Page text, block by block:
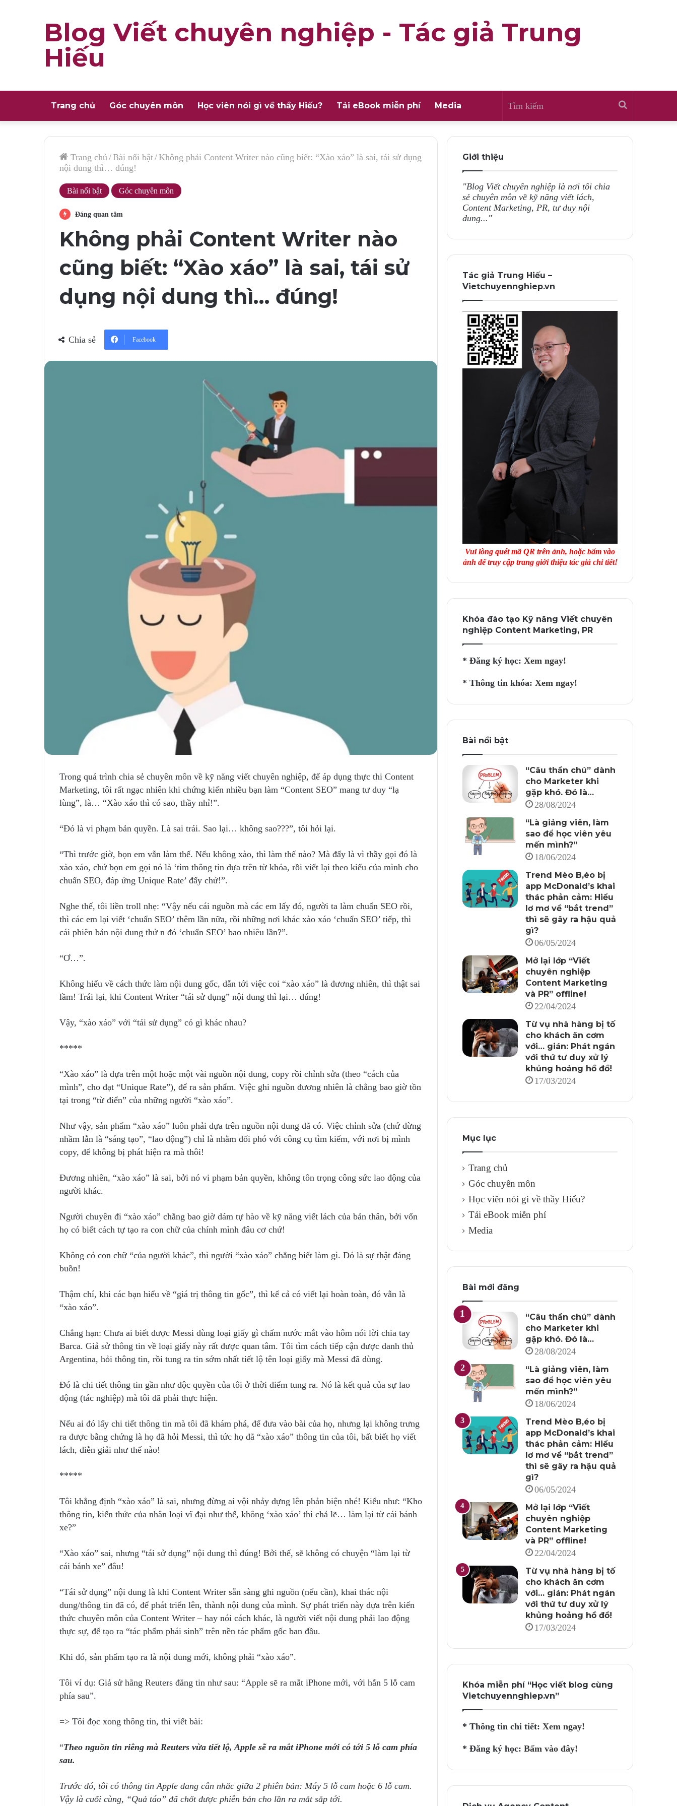
Blog Viết chuyên nghiệp - Tác giả Trung
Hiếu
Trang chủ Góc chuyên môn Học viên nói gì về thầy Hiếu? Tải eBook miễn phí Media Tìm
kiếm
Trang chủ/Bài nổi bật/Không phải Content Writer nào cũng biết: “Xào xáo” là sai, tái sử dụng
nội dung thì… đúng!
Bài nổi bật Góc chuyên môn
Đáng quan tâm
Không phải Content Writer nào
cũng biết: “Xào xáo” là sai, tái sử
dụng nội dung thì… đúng!
Chia sẻ Facebook
Trong quá trình chia sẻ chuyên môn về kỹ năng viết chuyên nghiệp, để áp dụng thực thi Content
Marketing, tôi rất ngạc nhiên khi chứng kiến nhiều bạn làm “Content SEO” mang tư duy “lạ
lùng”, là… “Xào xáo thì có sao, thầy nhỉ!”.
“Đó là vi phạm bản quyền. Là sai trái. Sao lại… không sao???”, tôi hỏi lại.
“Thì trước giờ, bọn em vẫn làm thế. Nếu không xào, thì làm thế nào? Mà đấy là vì thầy gọi đó là
xào xáo, chứ bọn em gọi nó là ‘tìm thông tin dựa trên từ khóa, rồi viết lại theo kiểu của mình cho
chuẩn SEO, đáp ứng Unique Rate’ đấy chứ!”.
Nghe thế, tôi liền troll nhẹ: “Vậy nếu cái nguồn mà các em lấy đó, người ta làm chuẩn SEO rồi,
thì các em lại viết ‘chuẩn SEO’ thêm lần nữa, rồi những nơi khác xào xáo ‘chuẩn SEO’ tiếp, thì
cái phiên bản nội dung thứ n đó ‘chuẩn SEO’ bao nhiêu lần?”.
“Ơ…”.
Không hiểu về cách thức làm nội dung gốc, dẫn tới việc coi “xào xáo” là đương nhiên, thì thật sai
lầm! Trái lại, khi Content Writer “tái sử dụng” nội dung thì lại… đúng!
Vậy, “xào xáo” với “tái sử dụng” có gì khác nhau?
*****
“Xào xáo” là dựa trên một hoặc một vài nguồn nội dung, copy rồi chỉnh sửa (theo “cách của
mình”, cho đạt “Unique Rate”), để ra sản phẩm. Việc ghi nguồn đương nhiên là chẳng bao giờ tồn
tại trong “từ điển” của những người “xào xáo”.
Như vậy, sản phẩm “xào xáo” luôn phải dựa trên nguồn nội dung đã có. Việc chỉnh sửa (chứ đừng
nhầm lẫn là “sáng tạo”, “lao động”) chỉ là nhằm đối phó với công cụ tìm kiếm, với nơi bị mình
copy, để không bị phát hiện ra mà thôi!
Đương nhiên, “xào xáo” là sai, bởi nó vi phạm bản quyền, không tôn trọng công sức lao động của
người khác.
Người chuyên đi “xào xáo” chẳng bao giờ dám tự hào về kỹ năng viết lách của bản thân, bởi vốn
họ có biết cách tự tạo ra con chữ của chính mình đâu cơ chứ!
Không có con chữ “của người khác”, thì người “xào xáo” chẳng biết làm gì. Đó là sự thật đáng
buồn!
Thậm chí, khi các bạn hiểu về “giá trị thông tin gốc”, thì kể cả có viết lại hoàn toàn, đó vẫn là
“xào xáo”.
Chẳng hạn: Chưa ai biết được Messi dùng loại giấy gì chấm nước mắt vào hôm nói lời chia tay
Barca. Giả sử thông tin về loại giấy này rất được quan tâm. Tôi tìm cách tiếp cận được danh thủ
Argentina, hỏi thông tin, rồi tung ra tin sớm nhất tiết lộ tên loại giấy mà Messi đã dùng.
Đó là chi tiết thông tin gần như độc quyền của tôi ở thời điểm tung ra. Nó là kết quả của sự lao
động (tác nghiệp) mà tôi đã phải thực hiện.
Nếu ai đó lấy chi tiết thông tin mà tôi đã khám phá, để đưa vào bài của họ, nhưng lại không trưng
ra được bằng chứng là họ đã hỏi Messi, thì tức họ đã “xào xáo” thông tin của tôi, bất biết họ viết
lách, diễn giải như thế nào!
*****
Tôi khẳng định “xào xáo” là sai, nhưng đừng ai vội nhảy dựng lên phản biện nhé! Kiểu như: “Kho
thông tin, kiến thức của nhân loại vĩ đại như thế, không ‘xào xáo’ thì chả lẽ… làm lại từ cái bánh
xe?”
“Xào xáo” sai, nhưng “tái sử dụng” nội dung thì đúng! Bởi thế, sẽ không có chuyện “làm lại từ
cái bánh xe” đâu!
“Tái sử dụng” nội dung là khi Content Writer sẵn sàng ghi nguồn (nếu cần), khai thác nội
dung/thông tin đã có, để phát triển lên, thành nội dung của mình. Sự phát triển này dựa trên kiến
thức chuyên môn của Content Writer – hay nói cách khác, là người viết nội dung phải lao động
thực sự, để tạo ra “tác phẩm phái sinh” trên nền tác phẩm gốc ban đầu.
Khi đó, sản phẩm tạo ra là nội dung mới, không phải “xào xáo”.
Tôi ví dụ: Giả sử hãng Reuters đăng tin như sau: “Apple sẽ ra mắt iPhone mới, với hẳn 5 lỗ cam
phía sau”.
=> Tôi đọc xong thông tin, thì viết bài:
“Theo nguồn tin riêng mà Reuters vừa tiết lộ, Apple sẽ ra mắt iPhone mới có tới 5 lỗ cam phía
sau.
Trước đó, tôi có thông tin Apple đang cân nhắc giữa 2 phiên bản: Máy 5 lỗ cam hoặc 6 lỗ cam.
Vậy là cuối cùng, “Quả táo” đã chốt được phiên bản cho lần ra mắt sắp tới.
Giới thiệu
"Blog Viết chuyên nghiệp là nơi tôi chia
sẻ chuyên môn về kỹ năng viết lách,
Content Marketing, PR, tư duy nội
dung..."
Tác giả Trung Hiếu –
Vietchuyennghiep.vn
Vui lòng quét mã QR trên ảnh, hoặc bấm vào
ảnh để truy cập trang giới thiệu tác giả chi tiết!
Khóa đào tạo Kỹ năng Viết chuyên
nghiệp Content Marketing, PR
* Đăng ký học:Xem ngay!
* Thông tin khóa:Xem ngay!
Bài nổi bật
“Câu thần chú” dành
cho Marketer khi
gặp khó. Đó là…
28/08/2024
“Là giảng viên, làm
sao để học viên yêu
mến mình?”
18/06/2024
Trend Mèo B,éo bị
app McDonald’s khai
thác phản cảm: Hiểu
lơ mơ về “bắt trend”
thì sẽ gây ra hậu quả
gì?
06/05/2024
Mở lại lớp “Viết
chuyên nghiệp
Content Marketing
và PR” offline!
22/04/2024
Từ vụ nhà hàng bị tố
cho khách ăn cơm
với… gián: Phát ngán
với thứ tư duy xử lý
khủng hoảng hồ đồ!
17/03/2024
Mục lục
Trang chủ
Góc chuyên môn
Học viên nói gì về thầy Hiếu?
Tải eBook miễn phí
Media
Bài mới đăng
“Câu thần chú” dành
cho Marketer khi
gặp khó. Đó là…
28/08/2024
“Là giảng viên, làm
sao để học viên yêu
mến mình?”
18/06/2024
Trend Mèo B,éo bị
app McDonald’s khai
thác phản cảm: Hiểu
lơ mơ về “bắt trend”
thì sẽ gây ra hậu quả
gì?
06/05/2024
Mở lại lớp “Viết
chuyên nghiệp
Content Marketing
và PR” offline!
22/04/2024
Từ vụ nhà hàng bị tố
cho khách ăn cơm
với… gián: Phát ngán
với thứ tư duy xử lý
khủng hoảng hồ đồ!
17/03/2024
Khóa miễn phí “Học viết blog cùng
Vietchuyennghiep.vn”
* Thông tin chi tiết:Xem ngay!
* Đăng ký học:Bấm vào đây!